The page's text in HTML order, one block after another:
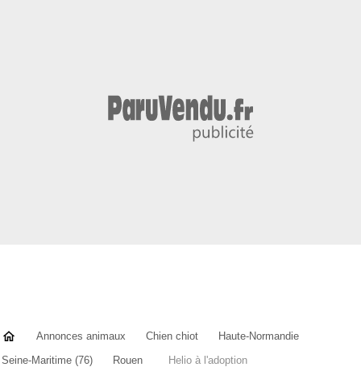
Annonces animaux Chien chiot
Haute-Normandie
Seine-Maritime (76)
Rouen Helio à l'adoption